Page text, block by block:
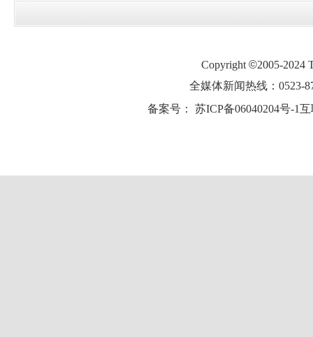
Copyright ©2005-2024
全媒体新闻热线：0523-
备案号： 苏ICP备06040204号-1互